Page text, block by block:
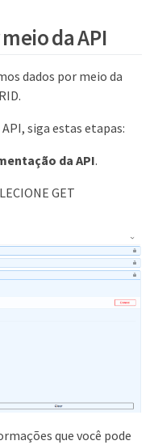
da API
dados por meio da
siga estas etapas:
da API.
GET
que você pode